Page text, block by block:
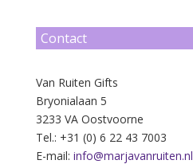
Contact
Van Ruiten Gifts
Bryonialaan 5
3233 VA Oostvoorne
Tel.: +31 (0) 6 22 43 7003
E-mail: info@marjavanruiten.nl